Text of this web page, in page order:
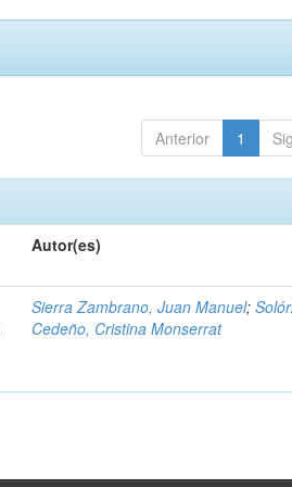
Anterior 1
Autor(es)
Sierra Zambrano, Juan Manuel;
Cedeño, Cristina Monserrat